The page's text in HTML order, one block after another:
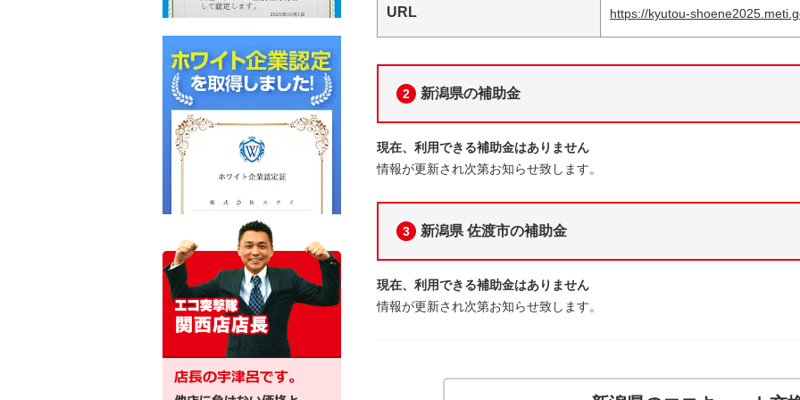
URL https://kyutou-
2 新潟県の補助金
現在、利用できる補助金はありません
情報が更新され次第お知らせ致します。
3 新潟県 佐渡市の補助金
現在、利用できる補助金はありません
情報が更新され次第お知らせ致します。